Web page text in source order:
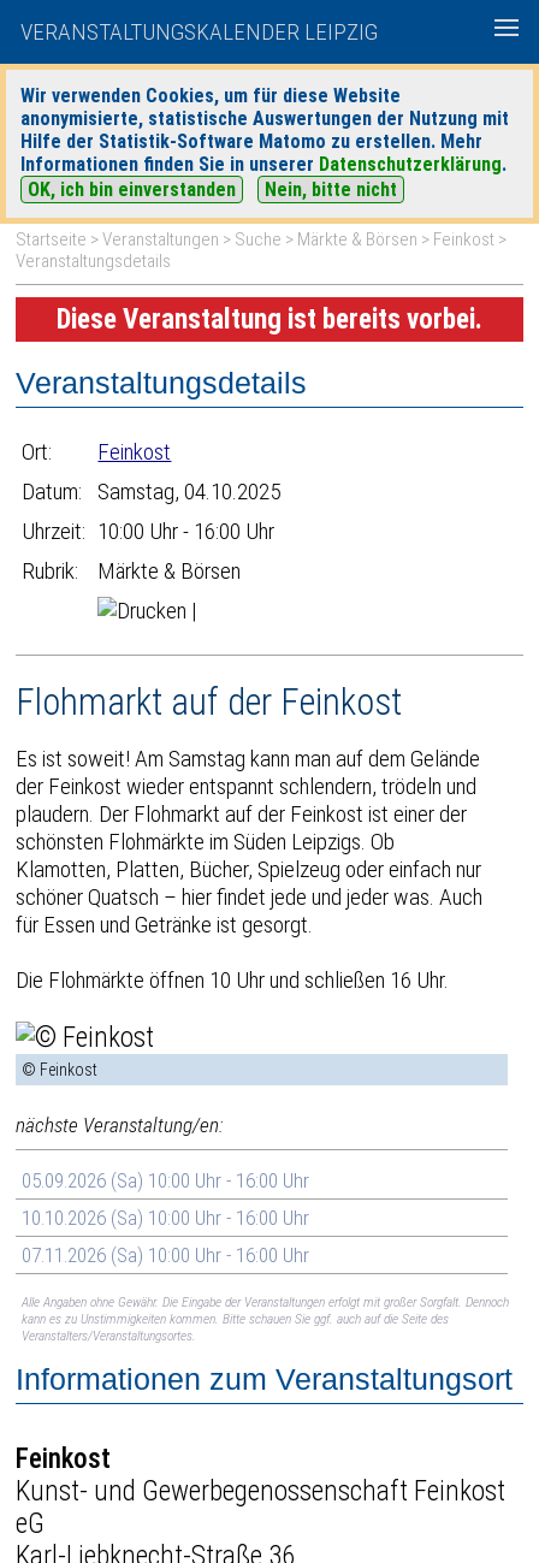
VERANSTALTUNGSKALENDER LEIPZIG
Wir verwenden Cookies, um für diese Website
anonymisierte, statistische Auswertungen der Nutzung mit
Hilfe der Statistik-Software Matomo zu erstellen. Mehr
Informationen finden Sie in unserer Datenschutzerklärung.
OK, ich bin einverstanden
Nein, bitte nicht
heute|morgen| Detaillierte Suche
Startseite >Veranstaltungen > Suche > Märkte & Börsen > Feinkost >
Veranstaltungsdetails
Diese Veranstaltung ist bereits vorbei.
Veranstaltungsdetails
Ort:
Feinkost
Datum:
Samstag, 04.10.2025
Uhrzeit: 10:00 Uhr - 16:00 Uhr
Rubrik:
Märkte & Börsen
|
Flohmarkt auf der Feinkost
Es ist soweit! Am Samstag kann man auf dem Gelände
der Feinkost wieder entspannt schlendern, trödeln und
plaudern. Der Flohmarkt auf der Feinkost ist einer der
schönsten Flohmärkte im Süden Leipzigs. Ob
Klamotten, Platten, Bücher, Spielzeug oder einfach nur
schöner Quatsch – hier findet jede und jeder was. Auch
für Essen und Getränke ist gesorgt.
Die Flohmärkte öffnen 10 Uhr und schließen 16 Uhr.
© Feinkost
nächste Veranstaltung/en:
05.09.2026 (Sa) 10:00 Uhr - 16:00 Uhr
10.10.2026 (Sa) 10:00 Uhr - 16:00 Uhr
07.11.2026 (Sa) 10:00 Uhr - 16:00 Uhr
Alle Angaben ohne Gewähr. Die Eingabe der Veranstaltungen erfolgt mit großer Sorgfalt. Dennoch
kann es zu Unstimmigkeiten kommen. Bitte schauen Sie ggf. auch auf die Seite des
Veranstalters/Veranstaltungsortes.
Informationen zum Veranstaltungsort
Feinkost
Kunst- und Gewerbegenossenschaft Feinkost
eG
Karl-Liebknecht-Straße 36